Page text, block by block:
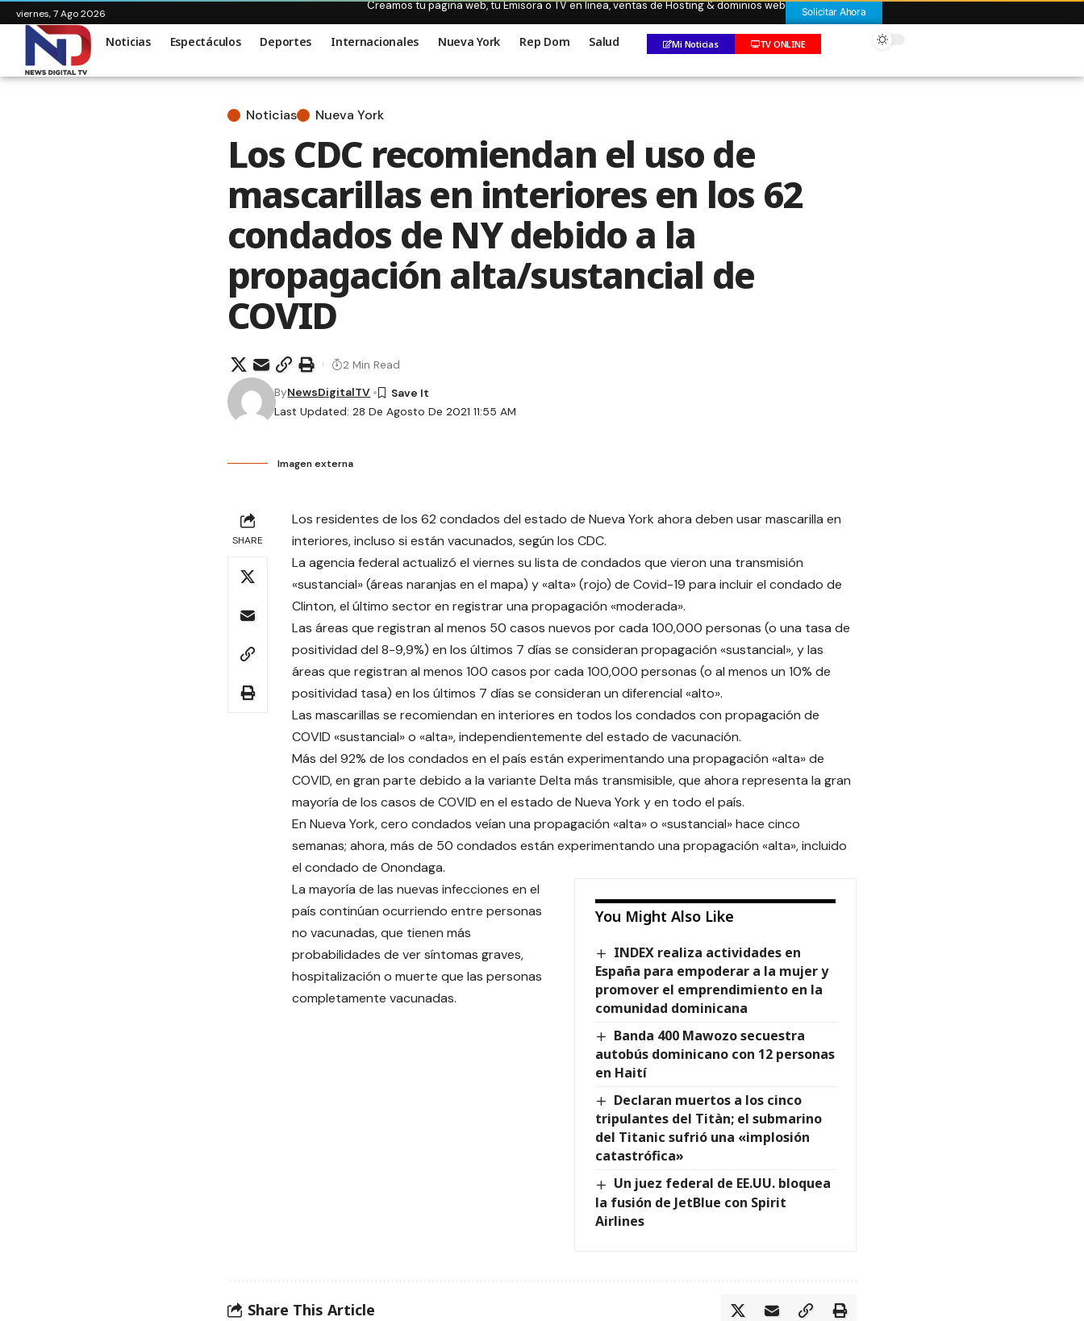
viernes, 7 Ago 2026
Creamos tu pagina web, tu Emisora o TV en linea, ventas de Hosting & dominios web Solicitar Ahora
Noticias Espectáculos Deportes Internacionales Nueva York Rep Dom Salud Mi Noticias TV ONLINE
Noticias Nueva York
Los CDC recomiendan el uso de
mascarillas en interiores en los 62
condados de NY debido a la
propagación alta/sustancial de
COVID
Last Updated: 28 De Agosto De 2021 11:55 AM
ByNewsDigitalTV
2 Min Read
Imagen externa
SHARE
Los residentes de los 62 condados del estado de Nueva York ahora deben usar mascarilla en
interiores, incluso si están vacunados, según los CDC.
La agencia federal actualizó el viernes su lista de condados que vieron una transmisión
«sustancial» (áreas naranjas en el mapa) y «alta» (rojo) de Covid-19 para incluir el condado de
Clinton, el último sector en registrar una propagación «moderada».
Las áreas que registran al menos 50 casos nuevos por cada 100,000 personas (o una tasa de
positividad del 8-9,9%) en los últimos 7 días se consideran propagación «sustancial», y las
áreas que registran al menos 100 casos por cada 100,000 personas (o al menos un 10% de
positividad tasa) en los últimos 7 días se consideran un diferencial «alto».
Las mascarillas se recomiendan en interiores en todos los condados con propagación de
COVID «sustancial» o «alta», independientemente del estado de vacunación.
Más del 92% de los condados en el país están experimentando una propagación «alta» de
COVID, en gran parte debido a la variante Delta más transmisible, que ahora representa la gran
mayoría de los casos de COVID en el estado de Nueva York y en todo el país.
En Nueva York, cero condados veían una propagación «alta» o «sustancial» hace cinco
semanas; ahora, más de 50 condados están experimentando una propagación «alta», incluido
el condado de Onondaga.
You Might Also Like
INDEX realiza actividades en
España para empoderar a la mujer y
promover el emprendimiento en la
comunidad dominicana
Banda 400 Mawozo secuestra
autobús dominicano con 12 personas
en Haití
Declaran muertos a los cinco
tripulantes del Titàn; el submarino
del Titanic sufrió una «implosión
catastrófica»
Un juez federal de EE.UU. bloquea
la fusión de JetBlue con Spirit
Airlines
La mayoría de las nuevas infecciones en el
país continúan ocurriendo entre personas
no vacunadas, que tienen más
probabilidades de ver síntomas graves,
hospitalización o muerte que las personas
completamente vacunadas.
Share This Article